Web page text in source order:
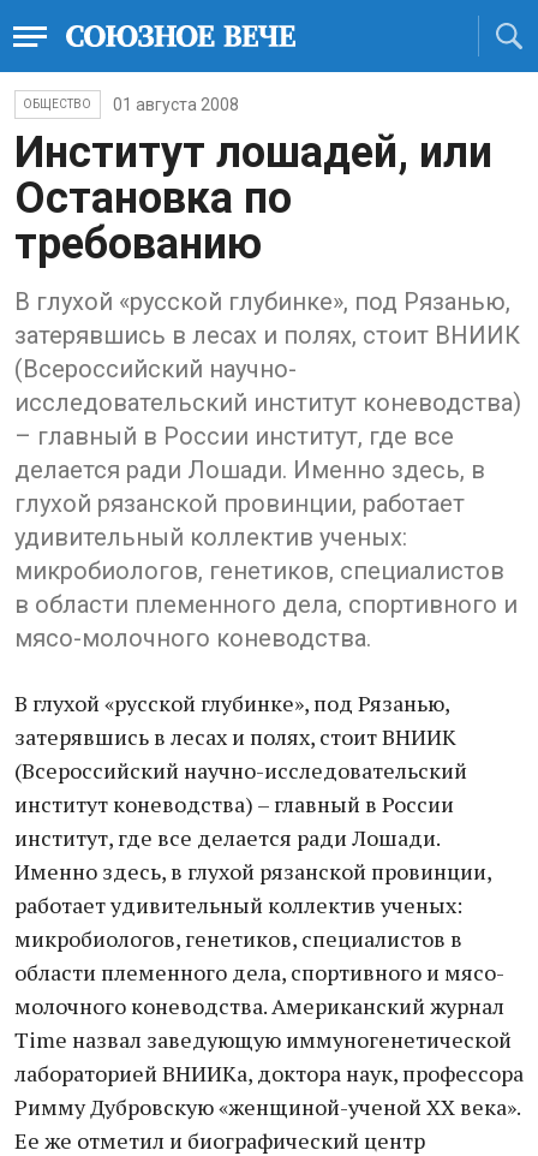
ОБЩЕСТВО 01 августа 2008
Институт лошадей, или
Остановка по
требованию
В глухой «русской глубинке», под Рязанью,
затерявшись в лесах и полях, стоит ВНИИК
(Всероссийский научно-
исследовательский институт коневодства)
– главный в России институт, где все
делается ради Лошади. Именно здесь, в
глухой рязанской провинции, работает
удивительный коллектив ученых:
микробиологов, генетиков, специалистов
в области племенного дела, спортивного и
мясо-молочного коневодства.
В глухой «русской глубинке», под Рязанью,
затерявшись в лесах и полях, стоит ВНИИК
(Всероссийский научно-исследовательский
институт коневодства) – главный в России
институт, где все делается ради Лошади.
Именно здесь, в глухой рязанской провинции,
работает удивительный коллектив ученых:
микробиологов, генетиков, специалистов в
области племенного дела, спортивного и мясо-
молочного коневодства. Американский журнал
Time назвал заведующую иммуногенетической
лабораторией ВНИИКа, доктора наук, профессора
Римму Дубровскую «женщиной-ученой ХХ века».
Ее же отметил и биографический центр